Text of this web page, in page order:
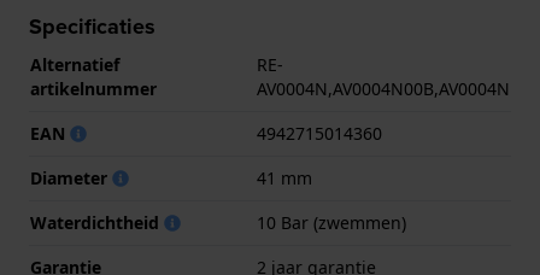
Naast de vensters naar het binnenwerk van het
horloge zijn er een gangreserve-indicator op 12 uur
en een kleine secondewijzer op 6 te vinden. Het
in-house kaliber F6F44 dat een stabiele
nauwkeurigheid biedt van ＋25 seconden tot -15
De visuele harmonie tussen de wijzerplaat en het
mechanische uurwerk eronder creëren een horloge
Specificaties
Alternatief
artikelnummer
RE-
AV0004N,AV0004N00B,AV0004N
EAN
4942715014360
Diameter
41 mm
Waterdichtheid
10 Bar (zwemmen)
Garantie
2 jaar garantie